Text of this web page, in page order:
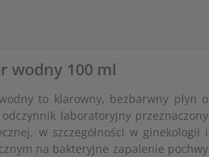
wodny 100 ml
to klarowny, bezbarwny płyn o
laboratoryjny przeznaczony
w szczególności w ginekologii i
na bakteryjne zapalenie pochwy